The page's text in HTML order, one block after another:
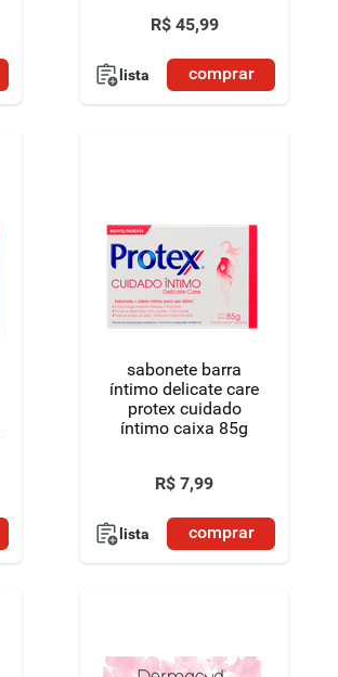
R$ 45,99
lista comprar
sabonete barra
íntimo delicate care
protex cuidado
íntimo caixa 85g
R$ 7,99
lista comprar